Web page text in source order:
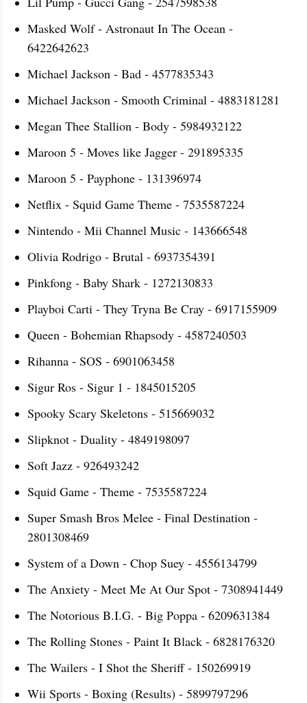
Masked Wolf - Astronaut In The Ocean -
6422642623
Michael Jackson - Bad - 4577835343
Michael Jackson - Smooth Criminal - 4883181281
Megan Thee Stallion - Body - 5984932122
Maroon 5 - Moves like Jagger - 291895335
Maroon 5 - Payphone - 131396974
Netflix - Squid Game Theme - 7535587224
Nintendo - Mii Channel Music - 143666548
Olivia Rodrigo - Brutal - 6937354391
Pinkfong - Baby Shark - 1272130833
Playboi Carti - They Tryna Be Cray - 6917155909
Queen - Bohemian Rhapsody - 4587240503
Rihanna - SOS - 6901063458
Sigur Ros - Sigur 1 - 1845015205
Spooky Scary Skeletons - 515669032
Slipknot - Duality - 4849198097
Soft Jazz - 926493242
Squid Game - Theme - 7535587224
Super Smash Bros Melee - Final Destination -
2801308469
System of a Down - Chop Suey - 4556134799
The Anxiety - Meet Me At Our Spot - 7308941449
The Notorious B.I.G. - Big Poppa - 6209631384
The Rolling Stones - Paint It Black - 6828176320
The Wailers - I Shot the Sheriff - 150269919
Wii Sports - Boxing (Results) - 5899797296